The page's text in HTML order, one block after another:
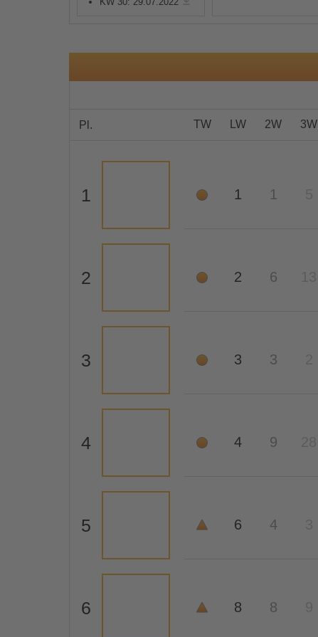
Pl. TW LW 2W 3W
1 1 1
2 2 6
3 3 3
4 4 9
5 6 4
6 8 8